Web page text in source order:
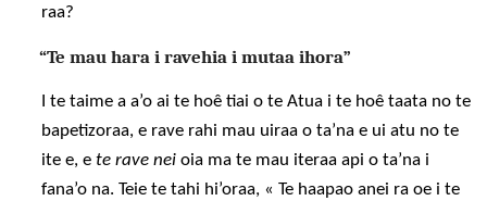
raa?
“Te mau hara i ravehia i mutaa ihora”
I te taime a a’o ai te hoê tiai o te Atua i te hoê taata no te
bapetizoraa, e rave rahi mau uiraa o ta’na e ui atu no te
ite e, ete rave nei oia ma te mau iteraa api o ta’na i
fana’o na. Teie te tahi hi’oraa, « Te haapao anei ra oe i te